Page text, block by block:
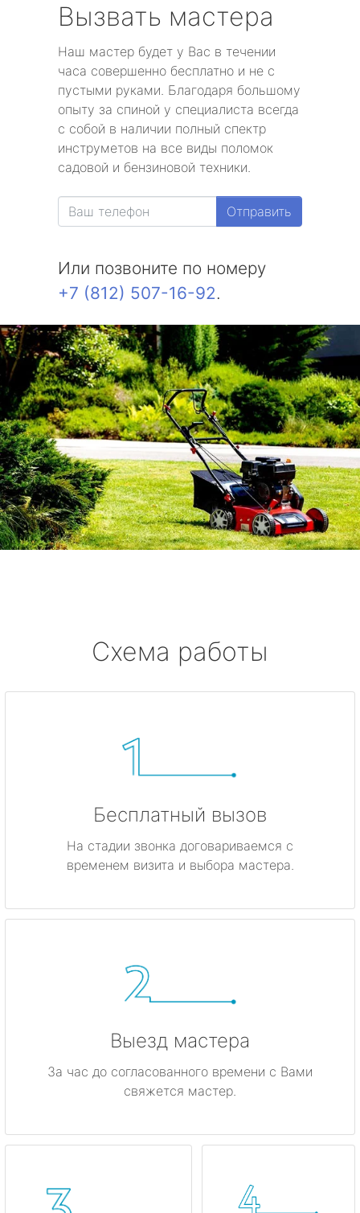
Вызвать мастера
Наш мастер будет у Вас в течении
часа совершенно бесплатно и не с
пустыми руками. Благодаря большому
опыту за спиной у специалиста всегда
с собой в наличии полный спектр
инструметов на все виды поломок
садовой и бензиновой техники.
Отправить
Или позвоните по номеру
+7 (812) 507-16-92.
Схема работы
Бесплатный вызов
На стадии звонка договариваемся с
временем визита и выбора мастера.
Выезд мастера
За час до согласованного времени с Вами
свяжется мастер.